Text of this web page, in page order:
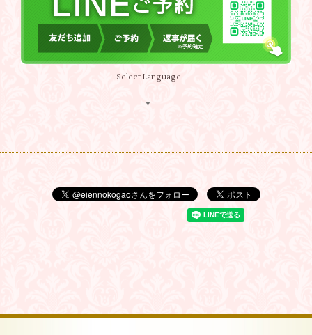
Select Language
▼